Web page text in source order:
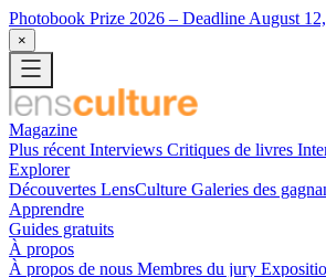
Photobook Prize 2026 – Deadline August
×
Magazine
Plus récent Interviews Critiques de livres
Explorer
Découvertes LensCulture Galeries des
Apprendre
Guides gratuits
À propos
À propos de nous Membres du jury